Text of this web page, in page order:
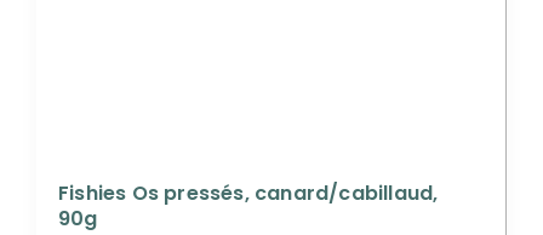
Fishies Os pressés, canard/cabillaud,
90g